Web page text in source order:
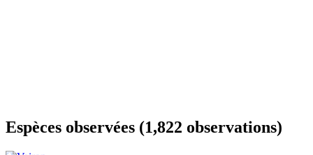
Espèces observées (1,822 observations)